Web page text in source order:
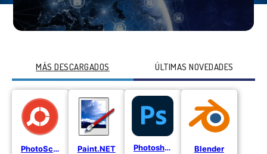
MÁS DESCARGADOS ÚLTIMAS NOVEDADES
PhotoScape X Paint.NET Photoshop Express Blender